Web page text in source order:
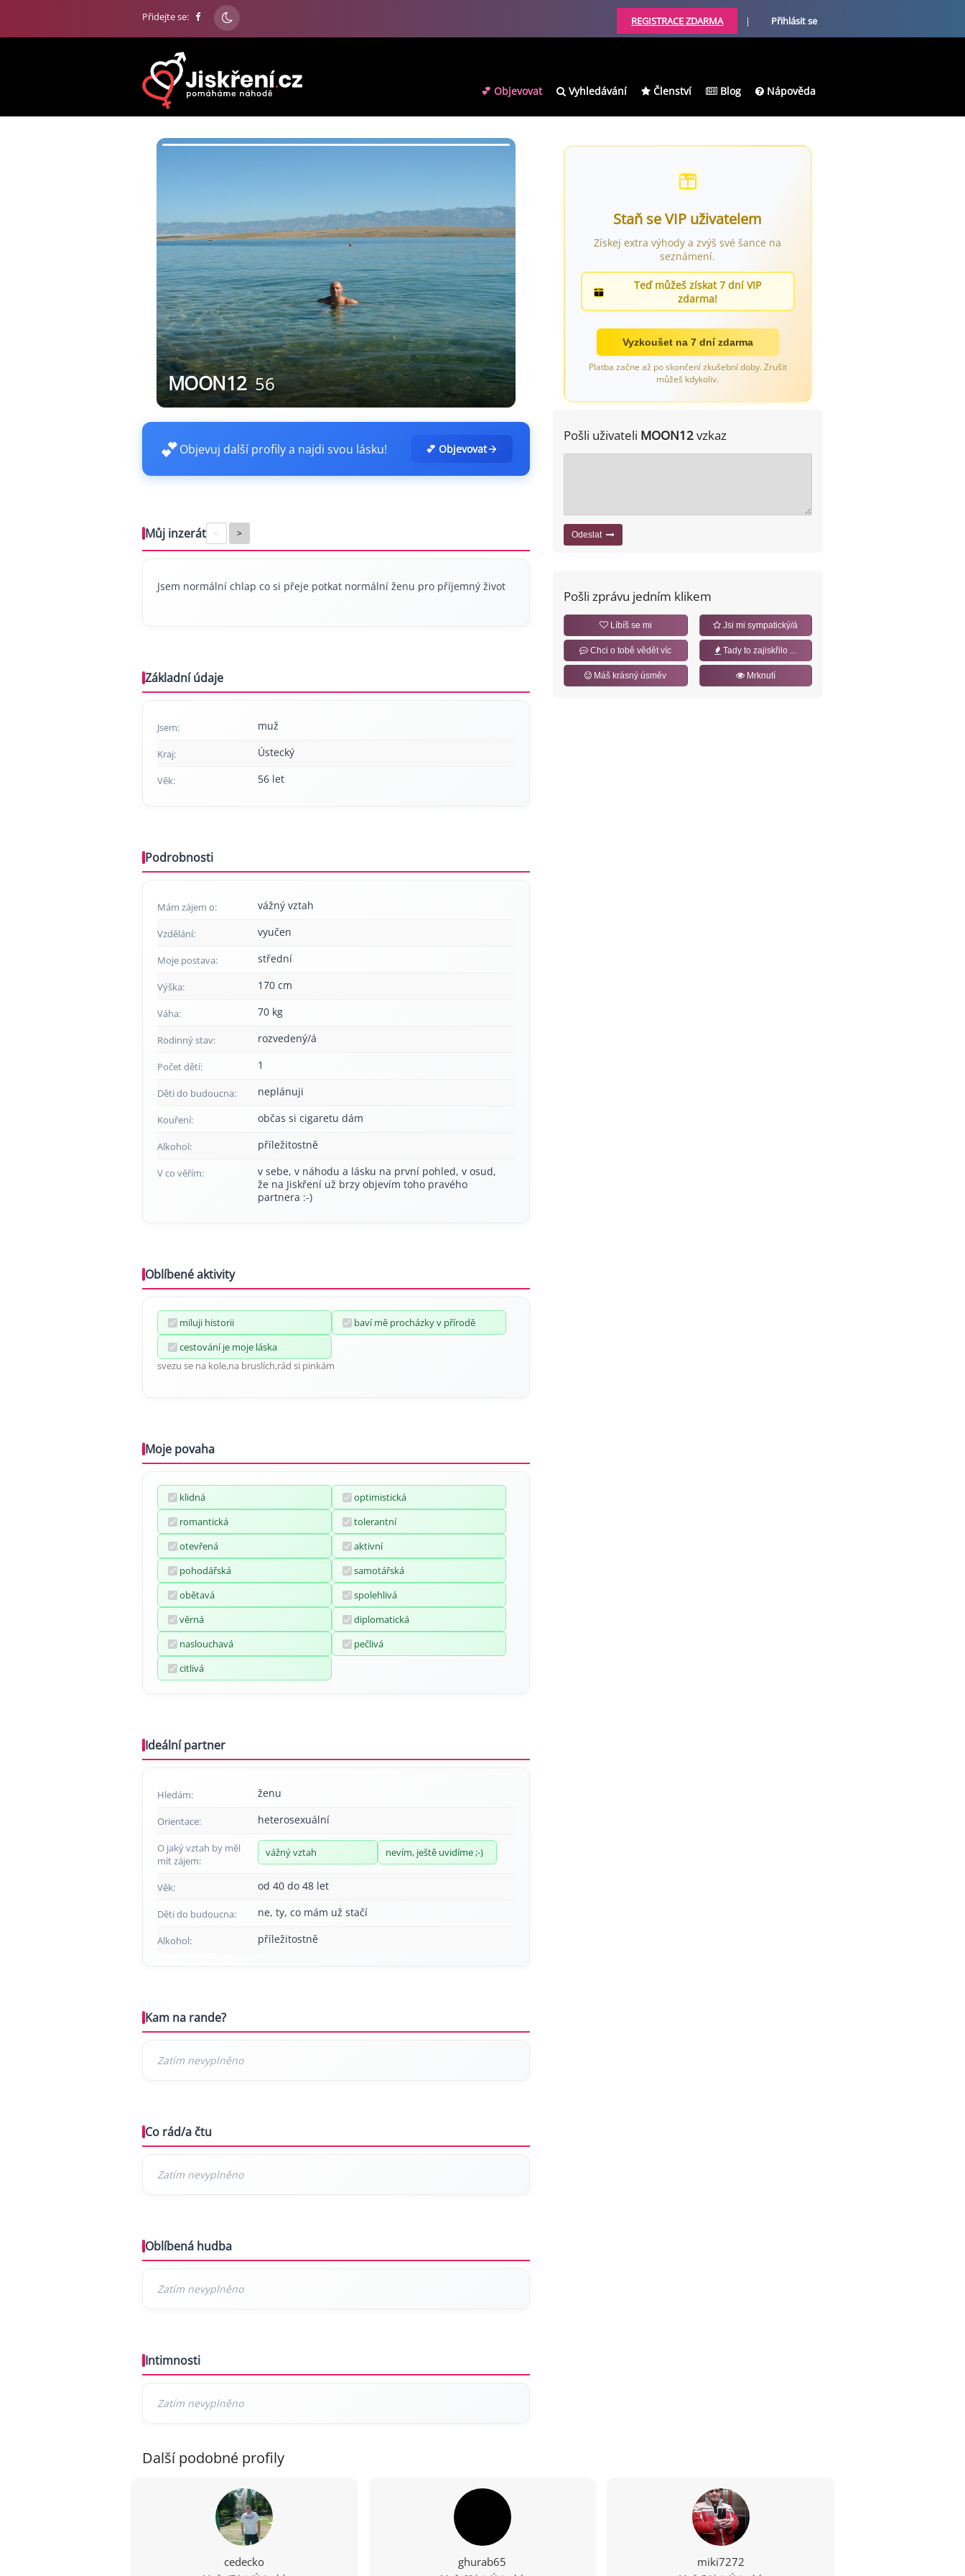
Přidejte se: REGISTRACE ZDARMA | Přihlásit se
💕 Objevovat Vyhledávání Členství Blog Nápověda
MOON12 56
💕Objevuj další profily a najdi svou lásku! 💕 Objevovat
Můj inzerát < >
Jsem normální chlap co si přeje potkat normální ženu pro příjemný život
Základní údaje
Jsem: muž
Kraj: Ústecký
Věk: 56 let
Podrobnosti
Mám zájem o: vážný vztah
Vzdělání: vyučen
Moje postava: střední
Výška: 170 cm
Váha: 70 kg
Rodinný stav: rozvedený/á
Počet dětí: 1
Děti do budoucna: neplánuji
Kouření: občas si cigaretu dám
Alkohol: příležitostně
V co věřím:
v sebe, v náhodu a lásku na první pohled, v osud,
že na Jiskření už brzy objevím toho pravého
partnera :-)
Oblíbené aktivity
miluji historii
baví mě procházky v přírodě
cestování je moje láska
svezu se na kole,na bruslích,rád si pinkám
Moje povaha
klidná
optimistická
romantická
tolerantní
otevřená
aktivní
pohodářská
samotářská
obětavá
spolehlivá
věrná
diplomatická
naslouchavá
pečlivá
citlivá
Ideální partner
Hledám: ženu
Orientace: heterosexuální
O jaký vztah by měl
mít zájem:
vážný vztah nevím, ještě uvidíme ;-)
Věk: od 40 do 48 let
Děti do budoucna: ne, ty, co mám už stačí
Alkohol: příležitostně
Kam na rande?
Co rád/a čtu
Oblíbená hudba
Intimnosti
Staň se VIP uživatelem
Získej extra výhody a zvýš své šance na
seznámení.
Teď můžeš získat 7 dní VIP
zdarma!
Vyzkoušet na 7 dní zdarma
Platba začne až po skončení zkušební doby. Zrušit
můžeš kdykoliv.
Pošli uživateli MOON12vzkaz
Odeslat
Pošli zprávu jedním klikem
Líbíš se mi Jsi mi sympatický/á
Chci o tobě vědět víc Tady to zajiskřilo ...
Máš krásný úsměv Mrknutí
Další podobné profily
cedecko ghurab65 miki7272